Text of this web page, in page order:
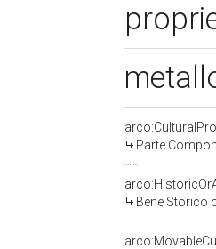
Parte
Bene Storico